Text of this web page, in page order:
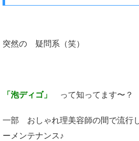
突然の 疑問系（笑）
「泡ディゴ」 って知ってます〜？
一部 おしゃれ理美容師の間で流行
ーメンテナンス♪